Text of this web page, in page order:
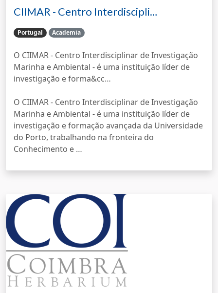
CIIMAR - Centro Interdiscipli…
Portugal Academia
O CIIMAR - Centro Interdisciplinar de Investigação
Marinha e Ambiental - é uma instituição líder de
investigação e forma&cc…
O CIIMAR - Centro Interdisciplinar de Investigação
Marinha e Ambiental - é uma instituição líder de
investigação e formação avançada da Universidade
do Porto, trabalhando na fronteira do
Conhecimento e …